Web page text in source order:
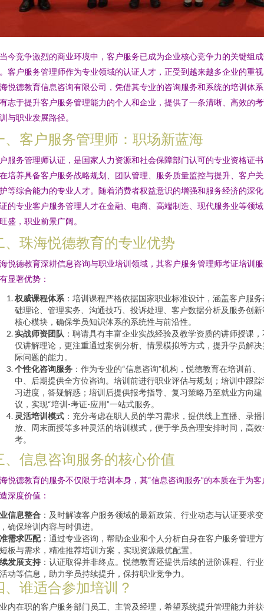
今竞争激烈的商业环境中，客户服务已成为企业核心竞争力的关键组
客户服务管理师作为专业领域的认证人才，正受到越来越多企业的重
悦德教育信息咨询有限公司，凭借其专业的咨询服务和系统的培训体
志于提升客户服务管理能力的个人和企业，提供了一条清晰、高效的
与职业发展路径。
、客户服务管理师：职场新蓝海
服务管理师认证，是国家人力资源和社会保障部门认可的专业资格证
培养具备客户服务战略规划、团队管理、服务质量监控与提升、客户
等综合能力的专业人才。随着消费者权益意识的增强和服务经济的深
的专业客户服务管理人才在金融、电商、高端制造、现代服务业等领
盛，职业前景广阔。
、珠海悦德教育的专业优势
悦德教育深耕信息咨询与职业培训领域，其客户服务管理师考证培训
显著优势：
权威课程体系 ：培训课程严格依据国家职业标准设计，涵盖客户服务
础理论、管理实务、沟通技巧、投诉处理、客户数据分析及服务创新
核心模块，确保学员知识体系的系统性与前沿性。
实战师资团队 ：聘请具有丰富企业实战经验及教学资质的讲师授课，
仅讲解理论，更注重通过案例分析、情景模拟等方式，提升学员解决
际问题的能力。
个性化咨询服务 ：作为专业的“信息咨询”机构，悦德教育在培训前、
中、后期提供全方位咨询。培训前进行职业评估与规划；培训中跟踪
习进度，答疑解惑；培训后提供报考指导、复习策略乃至就业方向建
议，实现“培训-考证-应用”一站式服务。
灵活培训模式 ：充分考虑在职人员的学习需求，提供线上直播、录播
放、周末面授等多种灵活的培训模式，便于学员合理安排时间，高效
考。
、信息咨询服务的核心价值
悦德教育的服务不仅限于培训本身，其“信息咨询服务”的本质在于为客
深度价值：
信息整合 ：及时解读客户服务领域的最新政策、行业动态与认证要求变
确保培训内容与时俱进。
需求匹配：通过专业咨询，帮助企业和个人分析自身在客户服务管理
板与需求，精准推荐培训方案，实现资源最优配置。
发展支持 ：认证取得并非终点。悦德教育还提供后续的进阶课程、行
动等信息，助力学员持续提升，保持职业竞争力。
、谁适合参加培训？
内在职的客户服务部门员工、主管及经理，希望系统提升管理能力并